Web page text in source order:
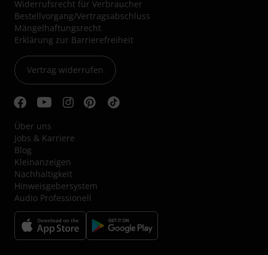
Widerrufsrecht für Verbraucher
Bestellvorgang/Vertragsabschluss
Mängelhaftungsrecht
Erklärung zur Barrierefreiheit
Vertrag widerrufen
Über uns
Jobs & Karriere
Blog
Kleinanzeigen
Nachhaltigkeit
Hinweisgebersystem
Audio Professionell